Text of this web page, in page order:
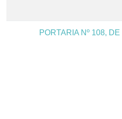
PORTARIA Nº 108,